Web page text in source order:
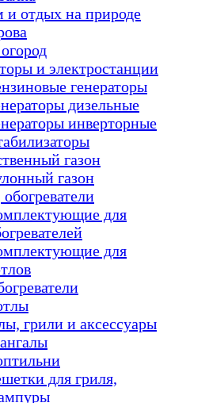
и отдых на природе
и электростанции
генераторы
дизельные
инверторные
газон
газон
для
для
грили и аксессуары
для гриля,